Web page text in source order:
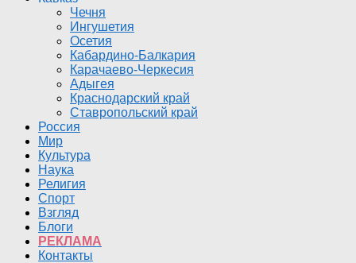
Чечня
Ингушетия
Осетия
Кабардино-Балкария
Карачаево-Черкесия
Адыгея
Краснодарский край
Ставропольский край
Россия
Мир
Культура
Наука
Религия
Спорт
Взгляд
Блоги
РЕКЛАМА
Контакты